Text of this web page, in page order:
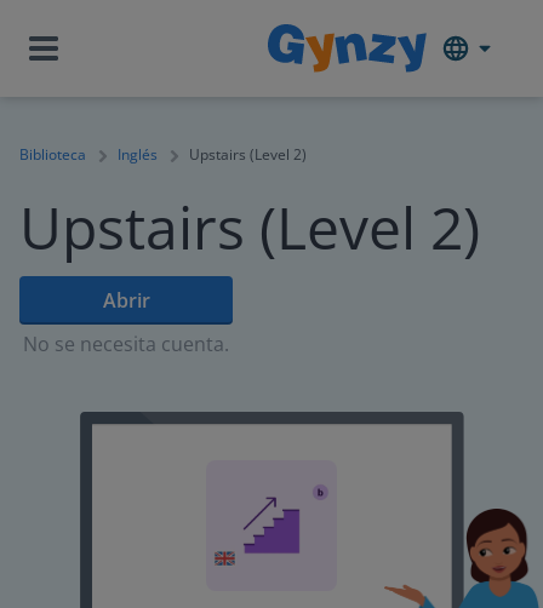
Biblioteca Inglés Upstairs (Level 2)
Upstairs (Level 2)
Abrir
No se necesita cuenta.